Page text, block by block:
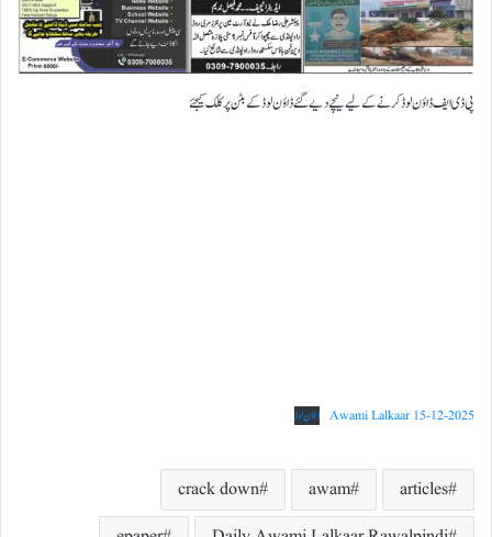
پی ڈی ایف ڈاؤن لوڈ کرنے کے لیے نیچے دیے گئے ڈاؤن لوڈ کے بٹن پر کلک کیجئے
Awami Lalkaar 15-12-2025 ڈاؤن لوڈ
articles
awam
crack down